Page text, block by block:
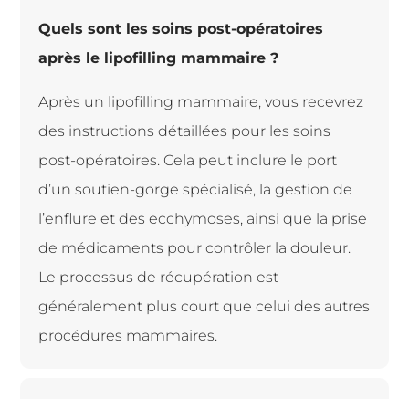
Quels sont les soins post-opératoires
après le lipofilling mammaire ?
Après un lipofilling mammaire, vous recevrez
des instructions détaillées pour les soins
post-opératoires. Cela peut inclure le port
d’un soutien-gorge spécialisé, la gestion de
l’enflure et des ecchymoses, ainsi que la prise
de médicaments pour contrôler la douleur.
Le processus de récupération est
généralement plus court que celui des autres
procédures mammaires.